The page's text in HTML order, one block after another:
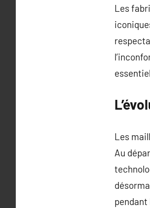
Les
Les
Au
pendant